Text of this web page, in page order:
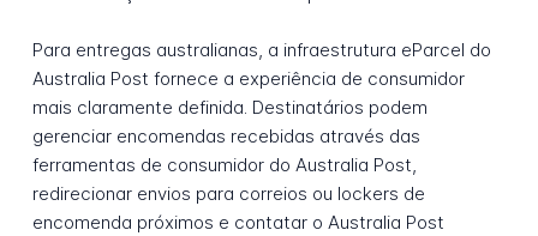
Para entregas australianas, a infraestrutura eParcel do
Australia Post fornece a experiência de consumidor
mais claramente definida. Destinatários podem
gerenciar encomendas recebidas através das
ferramentas de consumidor do Australia Post,
redirecionar envios para correios ou lockers de
encomenda próximos e contatar o Australia Post